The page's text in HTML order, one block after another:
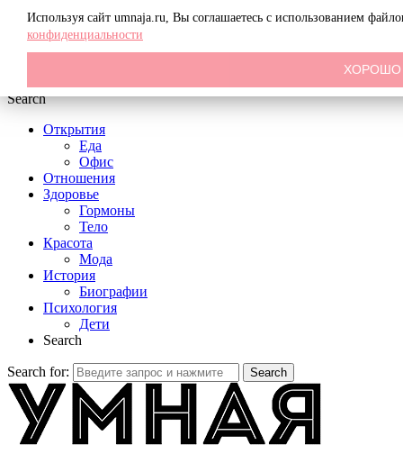
Menu
Search
Открытия
Еда
Офис
Отношения
Здоровье
Гормоны
Тело
Красота
Мода
История
Биографии
Психология
Дети
Search
Search for: Search
Используя сайт umnaja.ru, Вы соглашаетесь с использованием
конфиденциальности
ХОРОШО